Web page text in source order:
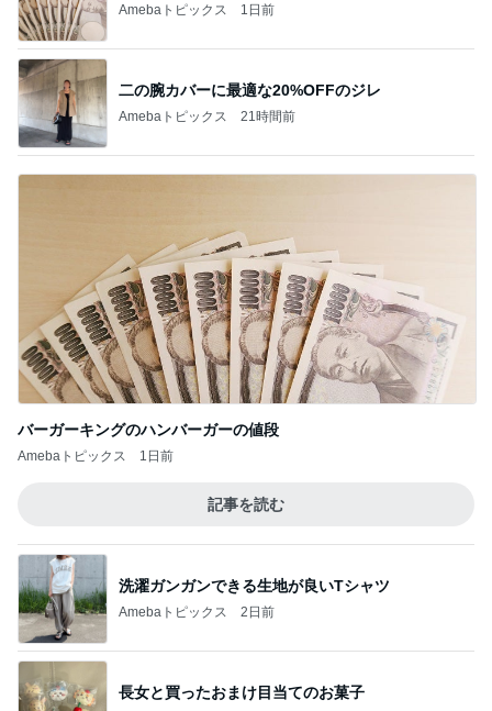
Amebaトピックス 1日前
二の腕カバーに最適な20%OFFのジレ
Amebaトピックス 21時間前
バーガーキングのハンバーガーの値段
Amebaトピックス 1日前
記事を読む
洗濯ガンガンできる生地が良いTシャツ
Amebaトピックス 2日前
長女と買ったおまけ目当てのお菓子